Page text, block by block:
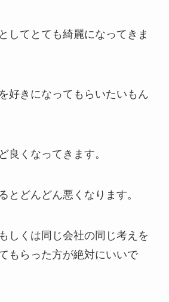
してとても綺麗になってきま
好きになってもらいたいもん
良くなってきます。
とどんどん悪くなります。
しくは同じ会社の同じ考えを
もらった方が絶対にいいで